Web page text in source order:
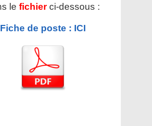
le fichier ci-dessous :
Fiche de poste : ICI